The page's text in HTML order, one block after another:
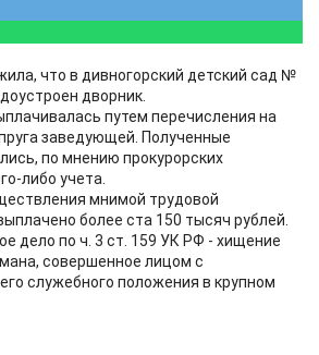
что в дивногорский детский сад №
дворник.
путем перечисления на
заведующей. Полученные
по мнению прокурорских
либо учета.
мнимой трудовой
более ста 150 тысяч рублей.
дело по ч. 3 ст. 159 УК РФ - хищение
совершенное лицом с
служебного положения в крупном